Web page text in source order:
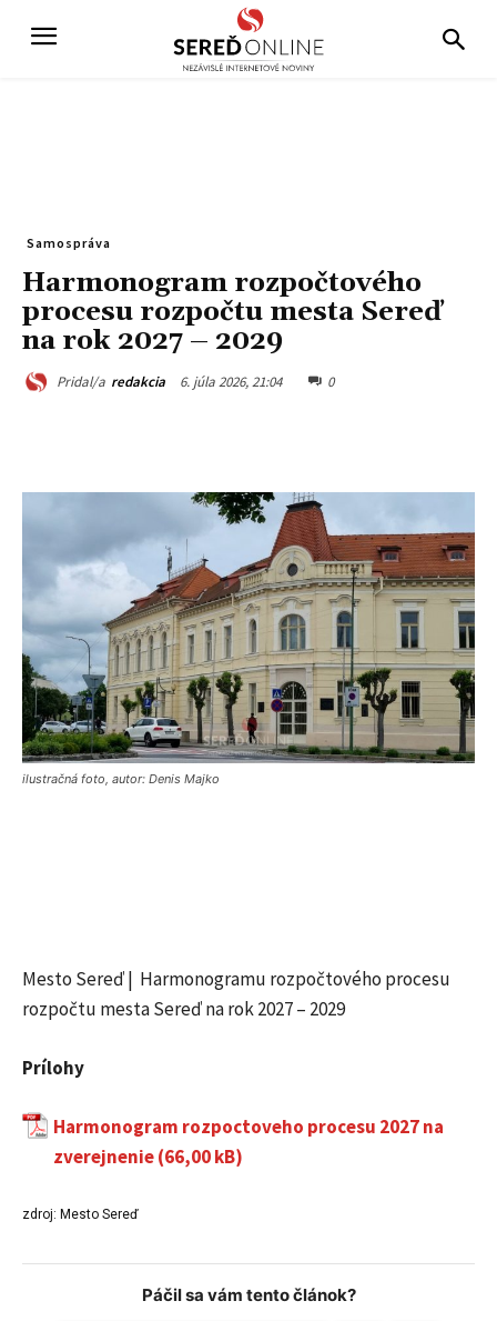
Samospráva
Harmonogram rozpočtového
procesu rozpočtu mesta Sereď
na rok 2027 – 2029
Pridal/a redakcia 6. júla 2026, 21:04 0
ilustračná foto, autor: Denis Majko
Mesto Sereď | Harmonogramu rozpočtového procesu
rozpočtu mesta Sereď na rok 2027 – 2029
Prílohy
Harmonogram rozpoctoveho procesu 2027 na
zverejnenie
zdroj: Mesto Sereď
Páčil sa vám tento článok?